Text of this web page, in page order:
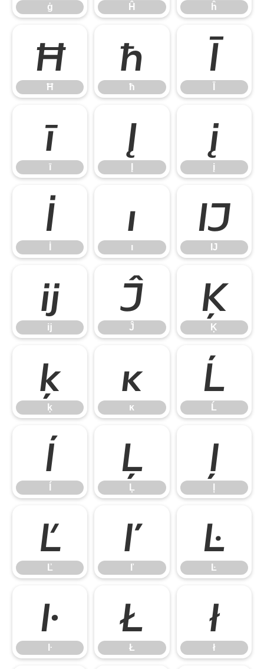
ģ Ĥ ĥ
Ħ
Ħ
ħ
ħ
Ī
ī
ī
Į į
į
İ ı
ı
Ĳ
Ĳ
ĳ
ĳ
Ĵ
Ĵ
Ķ
Ķ
ķ
ķ
ĸ
ĸ
Ĺ
Ĺ
ĺ Ļ
Ļ
ļ
Ľ
Ľ
ľ
ľ
Ŀ
Ŀ
ŀ
ŀ
Ł
Ł
ł
ł